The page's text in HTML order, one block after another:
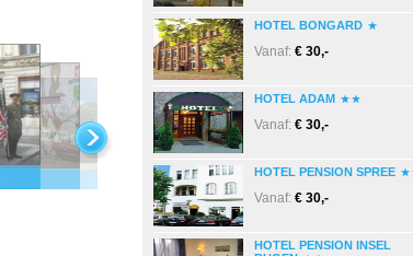
HOTEL BONGARD
Vanaf: € 30,-
HOTEL ADAM
Vanaf: € 30,-
HOTEL PENSION SPREE
Vanaf: € 30,-
HOTEL PENSION INSEL